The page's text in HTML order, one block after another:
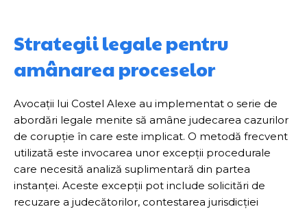
Strategii legale pentru
amânarea proceselor
Avocații lui Costel Alexe au implementat o serie de
abordări legale menite să amâne judecarea cazurilor
de corupție în care este implicat. O metodă frecvent
utilizată este invocarea unor excepții procedurale
care necesită analiză suplimentară din partea
instanței. Aceste excepții pot include solicitări de
recuzare a judecătorilor, contestarea jurisdicției